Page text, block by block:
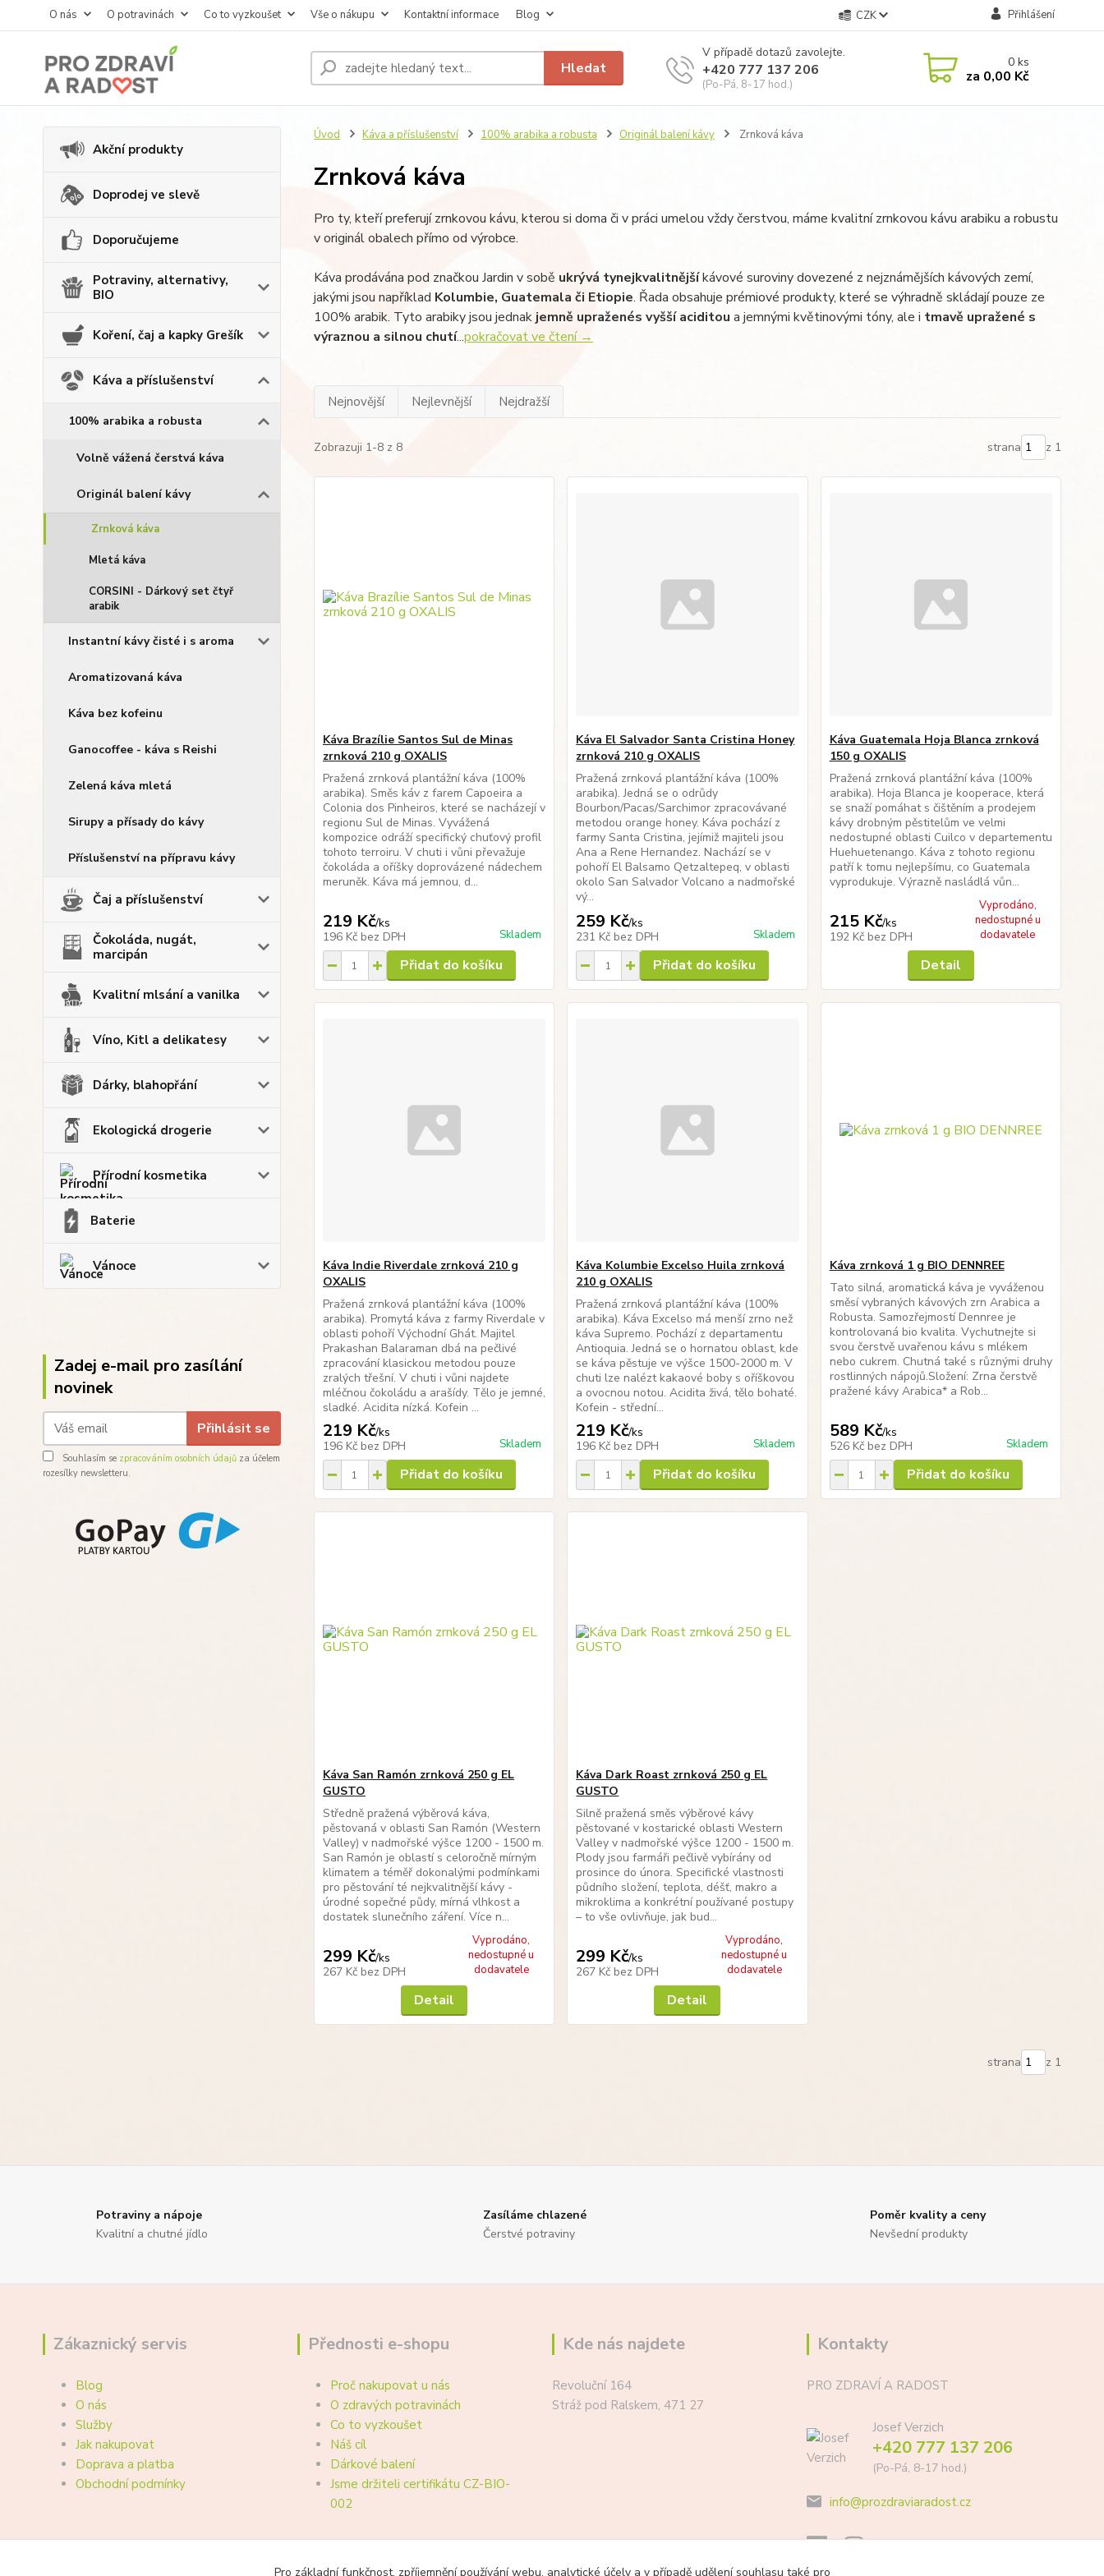
O nás O potravinách Co to vyzkoušet Vše o nákupu Kontaktní informace Blog CZK Přihlášení
Hledat
V případě dotazů zavolejte.
+420 777 137 206
(Po-Pá, 8-17 hod.)
0ks
za 0,00 Kč
Akční produkty
Doprodej ve slevě
Doporučujeme
Potraviny, alternativy,
BIO
Koření, čaj a kapky Grešík
Káva a příslušenství
100% arabika a robusta
Volně vážená čerstvá káva
Originál balení kávy
Zrnková káva
Mletá káva
CORSINI - Dárkový set čtyř
arabik
Instantní kávy čisté i s aroma
Aromatizovaná káva
Káva bez kofeinu
Ganocoffee - káva s Reishi
Zelená káva mletá
Sirupy a přísady do kávy
Příslušenství na přípravu kávy
Čaj a příslušenství
Čokoláda, nugát,
marcipán
Kvalitní mlsání a vanilka
Víno, Kitl a delikatesy
Dárky, blahopřání
Ekologická drogerie
Přírodní kosmetika
Baterie
Vánoce
Zadej e-mail pro zasílání
novinek
Přihlásit se
Souhlasím se zpracováním osobních údajů za účelem
rozesílky newsletteru.
Úvod Káva a příslušenství 100% arabika a robusta Originál balení kávy Zrnková káva
Zrnková káva
Pro ty, kteří preferují zrnkovou kávu, kterou si doma či v práci umelou vždy čerstvou, máme kvalitní zrnkovou kávu arabiku a robustu
v originál obalech přímo od výrobce.
Káva prodávána pod značkou Jardin v sobě ukrývá tynejkvalitnějšíkávové suroviny dovezené z nejznámějších kávových zemí,
jakými jsou například Kolumbie, Guatemala či Etiopie. Řada obsahuje prémiové produkty, které se výhradně skládají pouze ze
100% arabik. Tyto arabiky jsou jednak jemně upraženés vyšší aciditou a jemnými květinovými tóny, ale i tmavě upražené s
výraznou a silnou chutí...pokračovat ve čtení →
Nejnovější Nejlevnější Nejdražší
Zobrazuji 1-8 z 8 strana z 1
Káva Brazílie Santos Sul de Minas
zrnková 210 g OXALIS
Pražená zrnková plantážní káva (100%
arabika). Směs káv z farem Capoeira a
Colonia dos Pinheiros, které se nacházejí v
regionu Sul de Minas. Vyvážená
kompozice odráží specifický chuťový profil
tohoto terroiru. V chuti i vůni převažuje
čokoláda a oříšky doprovázené nádechem
meruněk. Káva má jemnou, d...
219 Kč/ks
196 Kč bez DPH Skladem
Přidat do košíku
Káva El Salvador Santa Cristina Honey
zrnková 210 g OXALIS
Pražená zrnková plantážní káva (100%
arabika). Jedná se o odrůdy
Bourbon/Pacas/Sarchimor zpracovávané
metodou orange honey. Káva pochází z
farmy Santa Cristina, jejímiž majiteli jsou
Ana a Rene Hernandez. Nachází se v
pohoří El Balsamo Qetzaltepeq, v oblasti
okolo San Salvador Volcano a nadmořské
vý...
259 Kč/ks
231 Kč bez DPH Skladem
Přidat do košíku
Káva Guatemala Hoja Blanca zrnková
150 g OXALIS
Pražená zrnková plantážní káva (100%
arabika). Hoja Blanca je kooperace, která
se snaží pomáhat s čištěním a prodejem
kávy drobným pěstitelům ve velmi
nedostupné oblasti Cuilco v departementu
Huehuetenango. Káva z tohoto regionu
patří k tomu nejlepšímu, co Guatemala
vyprodukuje. Výrazně nasládlá vůn...
215 Kč/ks
192 Kč bez DPH
Vyprodáno,
nedostupné u
dodavatele
Detail
Káva Indie Riverdale zrnková 210 g
OXALIS
Pražená zrnková plantážní káva (100%
arabika). Promytá káva z farmy Riverdale v
oblasti pohoří Východní Ghát. Majitel
Prakashan Balaraman dbá na pečlivé
zpracování klasickou metodou pouze
zralých třešní. V chuti i vůni najdete
mléčnou čokoládu a arašídy. Tělo je jemné,
sladké. Acidita nízká. Kofein ...
219 Kč/ks
196 Kč bez DPH Skladem
Přidat do košíku
Káva Kolumbie Excelso Huila zrnková
210 g OXALIS
Pražená zrnková plantážní káva (100%
arabika). Káva Excelso má menší zrno než
káva Supremo. Pochází z departamentu
Antioquia. Jedná se o hornatou oblast, kde
se káva pěstuje ve výšce 1500-2000 m. V
chuti lze nalézt kakaové boby s oříškovou
a ovocnou notou. Acidita živá, tělo bohaté.
Kofein - střední...
219 Kč/ks
196 Kč bez DPH Skladem
Přidat do košíku
Káva zrnková 1 g BIO DENNREE
Tato silná, aromatická káva je vyváženou
směsí vybraných kávových zrn Arabica a
Robusta. Samozřejmostí Dennree je
kontrolovaná bio kvalita. Vychutnejte si
svou čerstvě uvařenou kávu s mlékem
nebo cukrem. Chutná také s různými druhy
rostlinných nápojů.Složení: Zrna čerstvě
pražené kávy Arabica* a Rob...
589 Kč/ks
526 Kč bez DPH Skladem
Přidat do košíku
Káva San Ramón zrnková 250 g EL
GUSTO
Středně pražená výběrová káva,
pěstovaná v oblasti San Ramón (Western
Valley) v nadmořské výšce 1200 - 1500 m.
San Ramón je oblastí s celoročně mírným
klimatem a téměř dokonalými podmínkami
pro pěstování té nejkvalitnější kávy -
úrodné sopečné půdy, mírná vlhkost a
dostatek slunečního záření. Více n...
299 Kč/ks
267 Kč bez DPH
Vyprodáno,
nedostupné u
dodavatele
Detail
Káva Dark Roast zrnková 250 g EL
GUSTO
Silně pražená směs výběrové kávy
pěstované v kostarické oblasti Western
Valley v nadmořské výšce 1200 - 1500 m.
Plody jsou farmáři pečlivě vybírány od
prosince do února. Specifické vlastnosti
půdního složení, teplota, déšť, makro a
mikroklima a konkrétní používané postupy
– to vše ovlivňuje, jak bud...
299 Kč/ks
267 Kč bez DPH
Vyprodáno,
nedostupné u
dodavatele
Detail
strana z 1
Potraviny a nápoje
Kvalitní a chutné jídlo
Zasíláme chlazené
Čerstvé potraviny
Poměr kvality a ceny
Nevšední produkty
Zákaznický servis
Blog
O nás
Služby
Jak nakupovat
Doprava a platba
Obchodní podmínky
Přednosti e-shopu
Proč nakupovat u nás
O zdravých potravinách
Co to vyzkoušet
Náš cíl
Dárkové balení
Jsme držiteli certifikátu CZ-BIO-
002
Kde nás najdete
Revoluční 164
Stráž pod Ralskem, 471 27
Kontakty
PRO ZDRAVÍ A RADOST
Josef Verzich
+420 777 137 206
(Po-Pá, 8-17 hod.)
info@prozdraviaradost.cz
Pro základní funkčnost, zpříjemnění používání webu, analytické účely a v případě udělení souhlasu také pro